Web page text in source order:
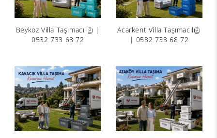
Beykoz Villa Taşımacılığı |
0532 733 68 72
Acarkent Villa Taşımacılığı
| 0532 733 68 72